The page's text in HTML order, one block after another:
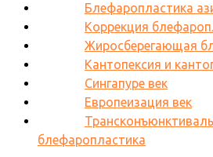
Блефаропластика
Коррекция
Жиросберегающая
Кантопексия и
Сингапуре век
Европеизация век
блефаропластика